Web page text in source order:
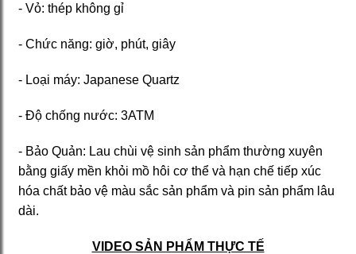
- Vỏ: thép không gỉ
- Chức năng: giờ, phút, giây
- Loại máy: Japanese Quartz
- Độ chống nước: 3ATM
- Bảo Quản: Lau chùi vệ sinh sản phẩm thường xuyên
bằng giấy mền khỏi mồ hôi cơ thể và hạn chế tiếp xúc
hóa chất bảo vệ màu sắc sản phẩm và pin sản phẩm lâu
dài.
VIDEO SẢN PHẨM THỰC TẾ